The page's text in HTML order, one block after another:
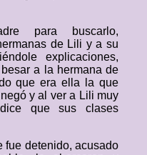
para buscarlo,
de Lili y a su
explicaciones,
a la hermana de
que era ella la que
y al ver a Lili muy
que sus clases
fue detenido, acusado